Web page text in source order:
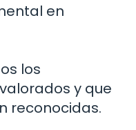
en
los
y que
reconocidas.